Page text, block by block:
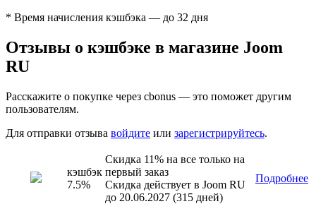
* Время начисления кэшбэка — до 32 дня
Отзывы о кэшбэке в магазине Joom
RU
Расскажите о покупке через cbonus — это поможет другим
пользователям.
Для отправки отзыва войдите или зарегистрируйтесь.
кэшбэк
7.5%
Скидка 11% на все только на
первый заказ
Скидка действует в Joom RU
до 20.06.2027 (315 дней)
Подробнее